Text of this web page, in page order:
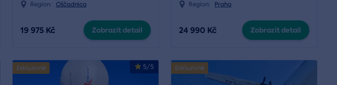
Region: Oščadnica
19 975 Kč Zobrazit detail
Region: Praha
24 990 Kč Zobrazit detail
5/5
Exkluzivně Exkluzivně